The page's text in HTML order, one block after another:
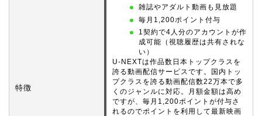
特徴
雑誌やアダルト動画も見放題
毎月1,200ポイント付与
1契約で4人分のアカウントが作
成可能（視聴履歴は共有されな
い）
U-NEXTは作品数日本トップクラスを
誇る動画配信サービスです。国内トッ
プクラスを誇る動画配信数22万本で多
くのジャンルに対応。月額金額は高め
ですが、毎月1,200ポイントが付与さ
れるのでポイントを利用して最新映画